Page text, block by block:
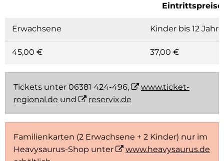
Eintrittspreise
Erwachsene Kinder bis 12 Jahre
45,00 € 37,00 €
Tickets unter 06381 424-496,
www.ticket-
regional.de und reservix.de
Familienkarten (2 Erwachsene + 2 Kinder) nur im
Heavysaurus-Shop unter
www.heavysaurus.de